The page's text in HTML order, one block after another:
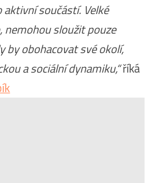
součástí. Velké
nemohou sloužit pouze
by obohacovat své okolí,
a sociální dynamiku,“říká